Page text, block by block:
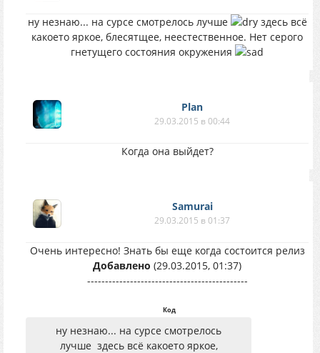
ну незнаю... на сурсе смотрелось лучше
здесь всё
какоето яркое, блесятщее, неестественное. Нет серого
гнетущего состояния окружения
Plan
29.03.2015 в 00:44
Когда она выйдет?
Samurai
29.03.2015 в 01:37
Очень интересно! Знать бы еще когда состоится релиз
Добавлено (29.03.2015, 01:37)
---------------------------------------------
Код
ну незнаю... на сурсе смотрелось
лучше здесь всё какоето яркое,